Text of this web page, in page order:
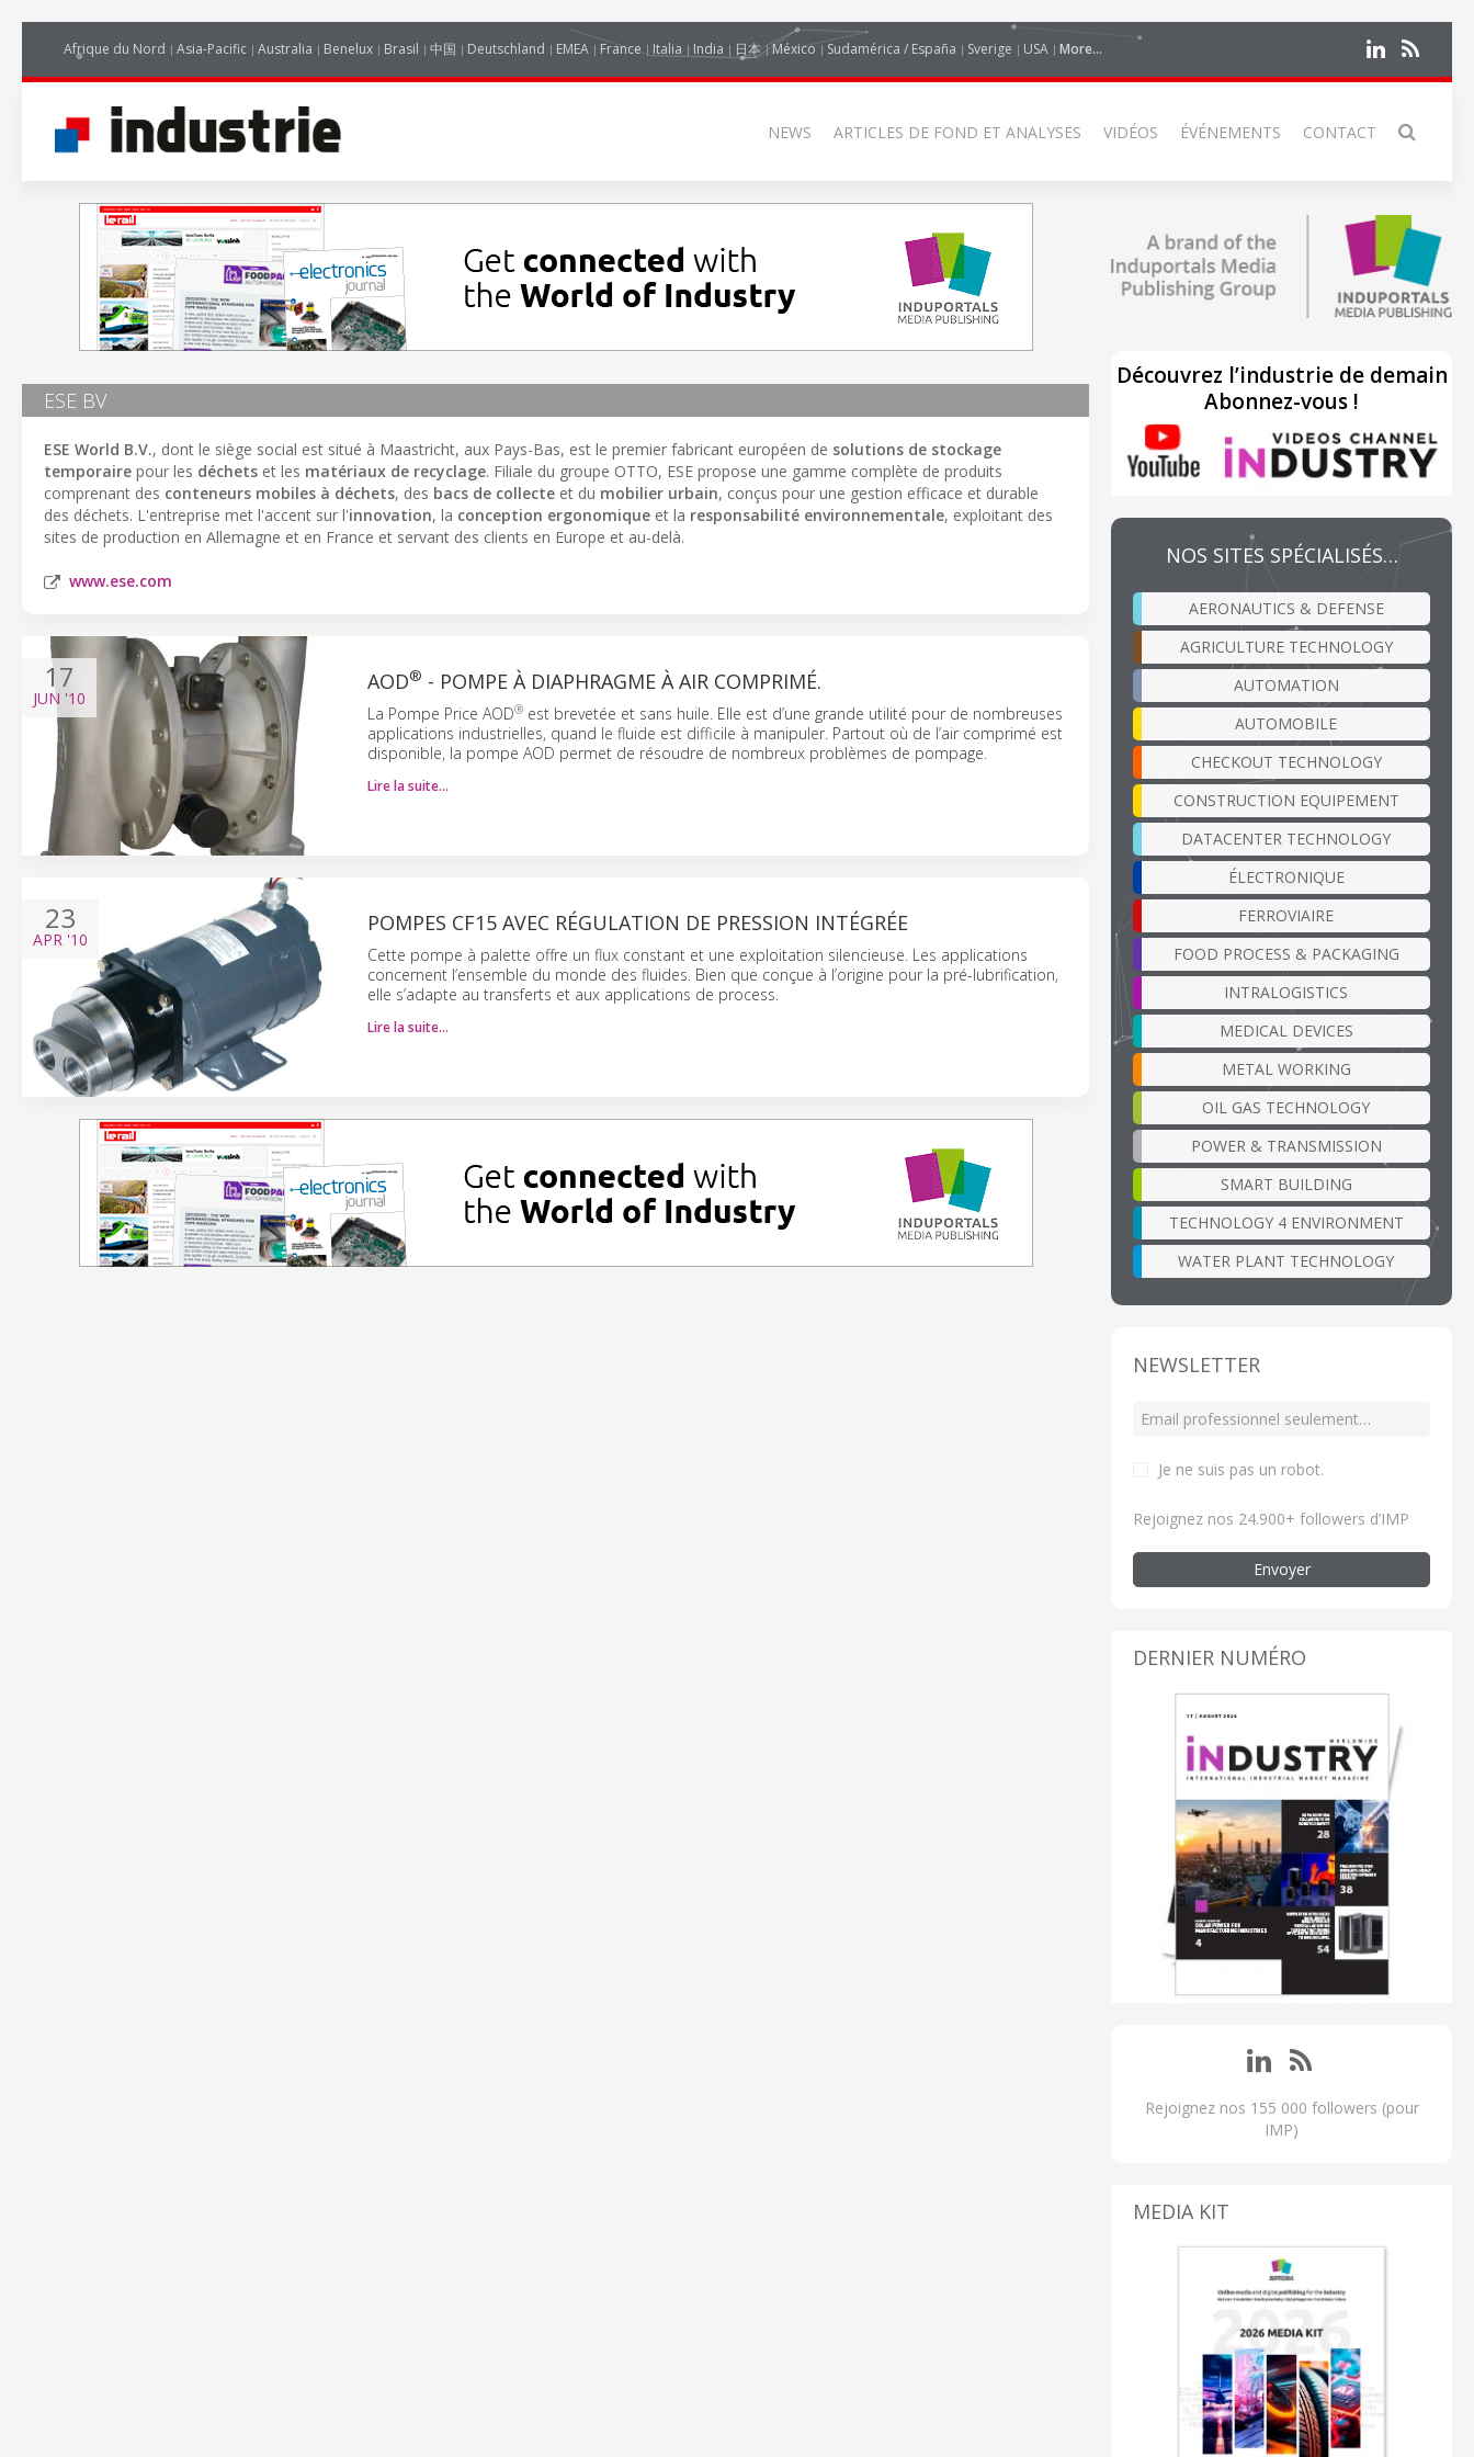
Afrique du Nord Asia-Pacific Australia Benelux Brasil 中国 Deutschland EMEA France Italia India 日本 México Sudamérica / España Sverige USA More...
NEWS ARTICLES DE FOND ET ANALYSES VIDÉOS ÉVÉNEMENTS CONTACT
ESE BV
ESE World B.V., dont le siège social est situé à Maastricht, aux Pays-Bas, est le premier fabricant européen de solutions de stockage
temporaire pour les déchets et les matériaux de recyclage. Filiale du groupe OTTO, ESE propose une gamme complète de produits
comprenant des conteneurs mobiles à déchets, des bacs de collecte et du mobilier urbain, conçus pour une gestion efficace et durable
des déchets. L'entreprise met l'accent sur l'innovation, la conception ergonomique et la responsabilité environnementale, exploitant des
sites de production en Allemagne et en France et servant des clients en Europe et au-delà.
www.ese.com
17
JUN '10
AOD® - POMPE À DIAPHRAGME À AIR COMPRIMÉ.
La Pompe Price AOD®est brevetée et sans huile. Elle est d’une grande utilité pour de nombreuses
applications industrielles, quand le fluide est difficile à manipuler. Partout où de l’air comprimé est
disponible, la pompe AOD permet de résoudre de nombreux problèmes de pompage.
Lire la suite…
23
APR '10
POMPES CF15 AVEC RÉGULATION DE PRESSION INTÉGRÉE
Cette pompe à palette offre un flux constant et une exploitation silencieuse. Les applications
concernent l’ensemble du monde des fluides. Bien que conçue à l’origine pour la pré-lubrification,
elle s’adapte au transferts et aux applications de process.
Lire la suite…
Découvrez l’industrie de demain
Abonnez-vous !
NOS SITES SPÉCIALISÉS…
AERONAUTICS & DEFENSE
AGRICULTURE TECHNOLOGY
AUTOMATION
AUTOMOBILE
CHECKOUT TECHNOLOGY
CONSTRUCTION EQUIPEMENT
DATACENTER TECHNOLOGY
ÉLECTRONIQUE
FERROVIAIRE
FOOD PROCESS & PACKAGING
INTRALOGISTICS
MEDICAL DEVICES
METAL WORKING
OIL GAS TECHNOLOGY
POWER & TRANSMISSION
SMART BUILDING
TECHNOLOGY 4 ENVIRONMENT
WATER PLANT TECHNOLOGY
NEWSLETTER
Je ne suis pas un robot.
Rejoignez nos 24.900+ followers d’IMP
Envoyer
DERNIER NUMÉRO
Rejoignez nos 155 000 followers (pour
IMP)
MEDIA KIT